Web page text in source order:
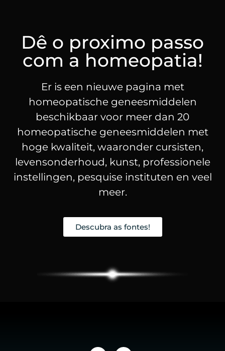
Dê o proximo passo
com a homeopatia!
Er is een nieuwe pagina met
homeopatische geneesmiddelen
beschikbaar voor meer dan 20
homeopatische geneesmiddelen met
hoge kwaliteit, waaronder cursisten,
levensonderhoud, kunst, professionele
instellingen, pesquise instituten en veel
meer.
Descubra as fontes!